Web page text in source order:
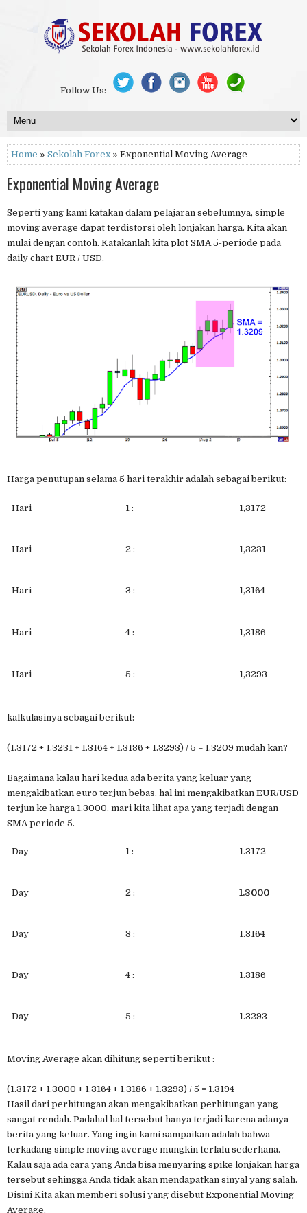
Follow Us:
Home » Sekolah Forex» Exponential Moving Average
Exponential Moving Average
Seperti yang kami katakan dalam pelajaran sebelumnya, simple
moving average dapat terdistorsi oleh lonjakan harga. Kita akan
mulai dengan contoh. Katakanlah kita plot SMA 5-periode pada
daily chart EUR / USD.
Harga penutupan selama 5 hari terakhir adalah sebagai berikut:
Hari 1 : 1,3172
Hari 2 : 1,3231
Hari 3 : 1,3164
Hari 4 : 1,3186
Hari 5 : 1,3293
kalkulasinya sebagai berikut:
(1.3172 + 1.3231 + 1.3164 + 1.3186 + 1.3293) / 5 = 1.3209 mudah kan?
Bagaimana kalau hari kedua ada berita yang keluar yang
mengakibatkan euro terjun bebas. hal ini mengakibatkan EUR/USD
terjun ke harga 1.3000. mari kita lihat apa yang terjadi dengan
SMA periode 5.
Day 1 : 1.3172
Day 2 : 1.3000
Day 3 : 1.3164
Day 4 : 1.3186
Day 5 : 1.3293
Moving Average akan dihitung seperti berikut :
(1.3172 + 1.3000 + 1.3164 + 1.3186 + 1.3293) / 5 = 1.3194
Hasil dari perhitungan akan mengakibatkan perhitungan yang
sangat rendah. Padahal hal tersebut hanya terjadi karena adanya
berita yang keluar. Yang ingin kami sampaikan adalah bahwa
terkadang simple moving average mungkin terlalu sederhana.
Kalau saja ada cara yang Anda bisa menyaring spike lonjakan harga
tersebut sehingga Anda tidak akan mendapatkan sinyal yang salah.
Disini Kita akan memberi solusi yang disebut Exponential Moving
Average.